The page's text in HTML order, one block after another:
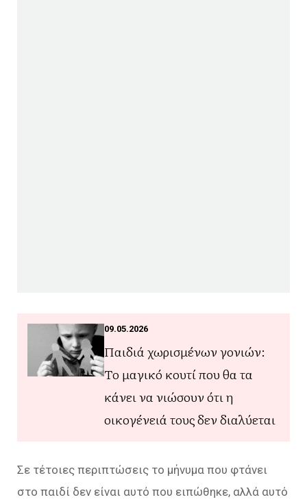
09.05.2026
Παιδιά χωρισμένων γονιών:
Το μαγικό κουτί που θα τα
κάνει να νιώσουν ότι η
οικογένειά τους δεν διαλύεται
Σε τέτοιες περιπτώσεις το μήνυμα που φτάνει
στο παιδί δεν είναι αυτό που ειπώθηκε, αλλά αυτό